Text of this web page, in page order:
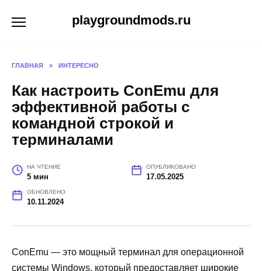
playgroundmods.ru
ГЛАВНАЯ » ИНТЕРЕСНО
Как настроить ConEmu для
эффективной работы с
командной строкой и
терминалами
НА ЧТЕНИЕ
5 мин
ОПУБЛИКОВАНО
17.05.2025
ОБНОВЛЕНО
10.11.2024
ConEmu — это мощный терминал для операционной
системы Windows, который предоставляет широкие